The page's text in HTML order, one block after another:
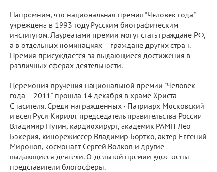
Напромним, что национальная премия "Человек года"
учреждена в 1993 году Русским биографическим
институтом. Лауреатами премии могут стать граждане РФ,
а в отдельных номинациях – граждане других стран.
Премия присуждается за выдающиеся достижения в
различных сферах деятельности.
Церемония вручения национальной премии "Человек
года – 2011" прошла 14 декабря в храме Христа
Спасителя. Среди награжденных - Патриарх Московский
и всея Руси Кирилл, председатель правительства России
Владимир Путин, кардиохирург, академик РАМН Лео
Бокерия, кинорежиссер Владимир Бортко, актер Евгений
Миронов, космонавт Сергей Волков и другие
выдающиеся деятели. Отдельной премии удостоены
представители блогосферы.